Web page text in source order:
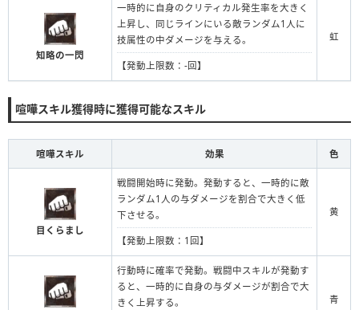
知略の一閃
一時的に自身のクリティカル発生率を大きく
上昇し、同じラインにいる敵ランダム1人に
技属性の中ダメージを与える。
【発動上限数：-回】
虹
喧嘩スキル獲得時に獲得可能なスキル
喧嘩スキル 効果 色
目くらまし
戦闘開始時に発動。発動すると、一時的に敵
ランダム1人の与ダメージを割合で大きく低
下させる。
【発動上限数：1回】
黄
行動時に確率で発動。戦闘中スキルが発動す
ると、一時的に自身の与ダメージが割合で大
きく上昇する。
青